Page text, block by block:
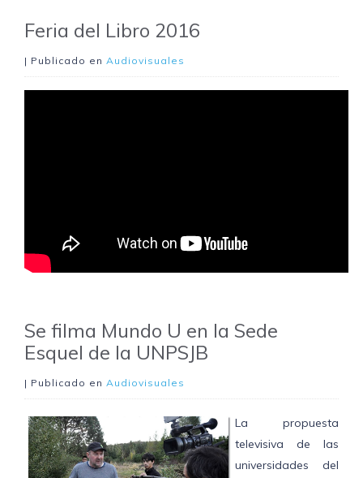
Feria del Libro 2016
| Publicado en Audiovisuales
Se filma Mundo U en la Sede
Esquel de la UNPSJB
| Publicado en Audiovisuales
La propuesta
televisiva de las
universidades del